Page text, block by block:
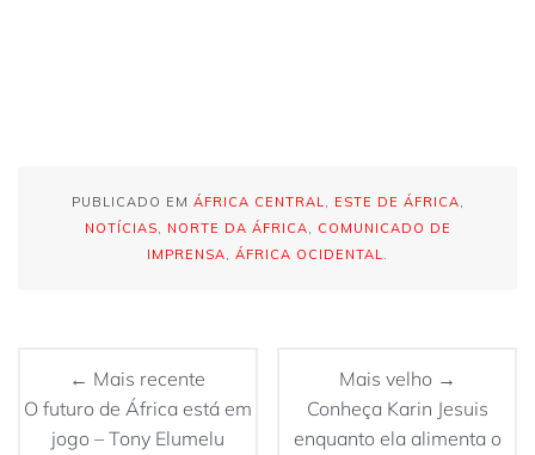
PUBLICADO EM ÁFRICA CENTRAL, ESTE DE ÁFRICA,
NOTÍCIAS, NORTE DA ÁFRICA, COMUNICADO DE
IMPRENSA, ÁFRICA OCIDENTAL.
← Mais recente
O futuro de África está em
jogo – Tony Elumelu
Mais velho →
Conheça Karin Jesuis
enquanto ela alimenta o